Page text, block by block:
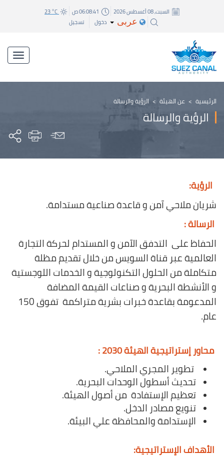
السبت, 08 أغسطس 2026 06:08:41 ص 23 °C
عربى دخول تسجيل
الرئيسية > عن الهيئة > الرؤية والرسالة
الرؤية والرسالة
الرؤية:​​
شريان ملاحي آمن و قاعدة صناعية مستدامة.
الرسالة :​​
الحفاظ على التدفق الآمن و المستدام لحركة التجارة
العالمية عبر قناة السويس من خلال تقديم مظلة
متكاملة من الحلول التكنولوجية و الخدمات اللوجستية
و الأنشطة البحرية و صناعات القيمة المضافة
المدعومة بقاعدة خبرات بشرية متراكمة تفوق 150
عام.
محاور إستراتيجية الهيئة 2030 :​​
تطوير المجري الملاحي.
تحديث أسطول الوحدات البحرية.
تعظيم الإستفادة من أصول الهيئة.
تنويع مصادر الدخل.
الإستدامة والمحافظة علي البيئة.
الأهداف الإستراتيجية:​